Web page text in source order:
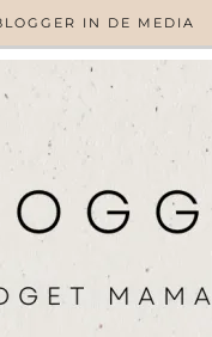
IN DE MEDIA